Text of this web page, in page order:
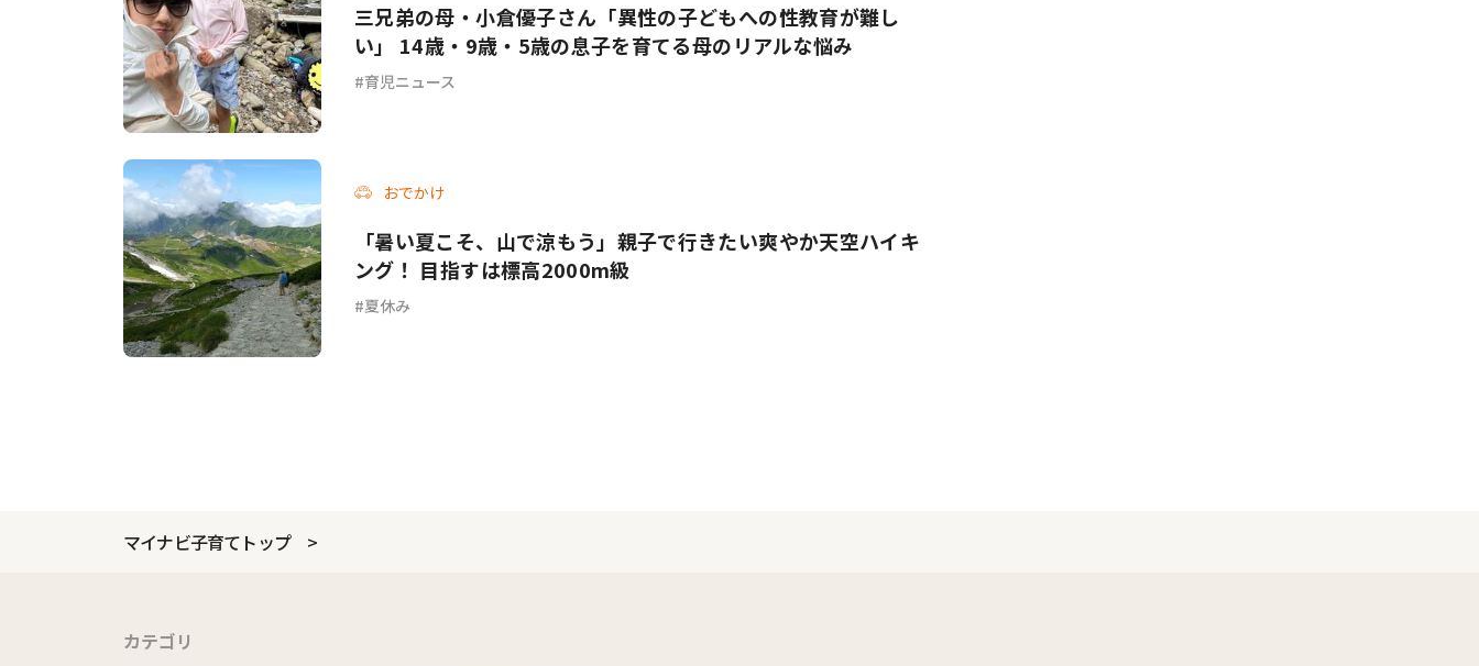
三兄弟の母・小倉優子さん「異性の子どもへの性教育が難し
い」 14歳・9歳・5歳の息子を育てる母のリアルな悩み
育児ニュース
おでかけ
「暑い夏こそ、山で涼もう」親子で行きたい爽やか天空ハイキ
ング！ 目指すは標高2000m級
夏休み
マイナビ子育てトップ
カテゴリ